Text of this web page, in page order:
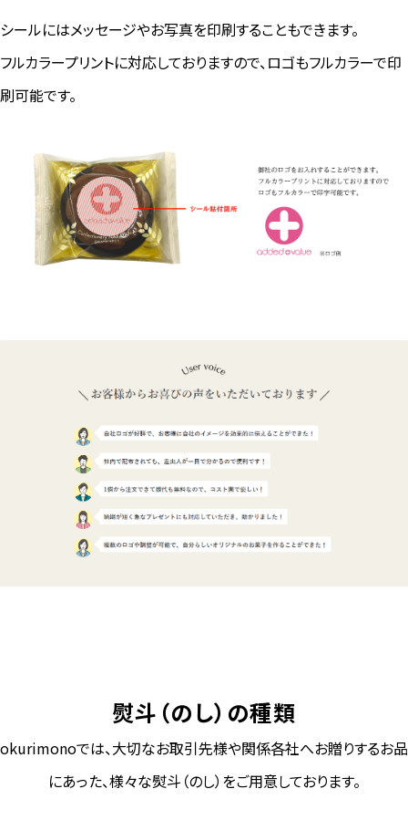
シールにはメッセージやお写真を印刷することもできます。
フルカラープリントに対応しておりますので、ロゴもフルカラーで印
刷可能です。
熨斗（のし）の種類
okurimonoでは、大切なお取引先様や関係各社へお贈りするお品
にあった、様々な熨斗（のし）をご用意しております。